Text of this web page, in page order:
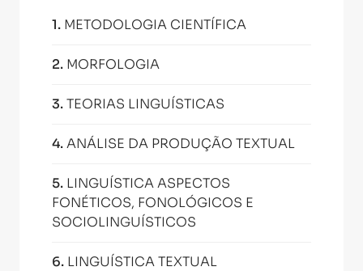
1. METODOLOGIA CIENTÍFICA
2. MORFOLOGIA
3.TEORIAS LINGUÍSTICAS
4.ANÁLISE DA PRODUÇÃO TEXTUAL
5. LINGUÍSTICA ASPECTOS
FONÉTICOS, FONOLÓGICOS E
SOCIOLINGUÍSTICOS
6. LINGUÍSTICA TEXTUAL